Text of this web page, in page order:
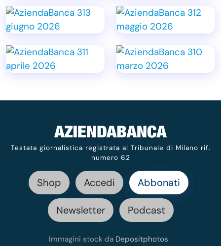
Testata giornalistica registrata al Tribunale di Milano rif.
numero 62
Shop Accedi Abbonati
Newsletter Podcast
Immagini stock da Depositphotos